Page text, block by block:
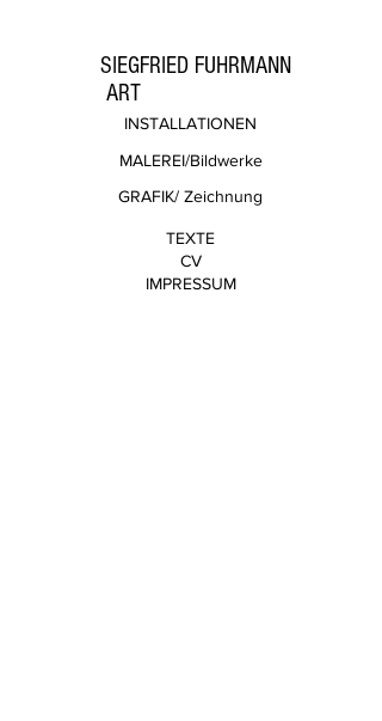
SIEGFRIED
ART
MALEREI/Bildwerke
GRAFIK/ Zeichnung
TEXTE
CV
IMPRESSUM
INSTALLATIONEN